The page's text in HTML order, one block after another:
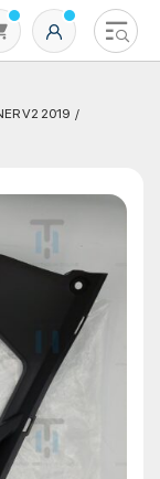
hàng
V2 2019